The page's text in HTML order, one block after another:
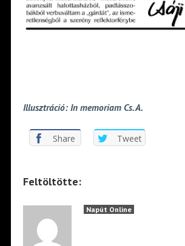
Illusztráció: In memoriam Cs. A.
Share Tweet
Feltöltötte:
Napút Online